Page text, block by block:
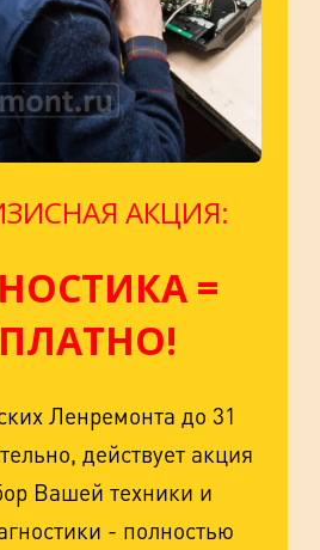
АКЦИЯ:
=
Ленремонта до 31
действует акция
Вашей техники и
- полностью